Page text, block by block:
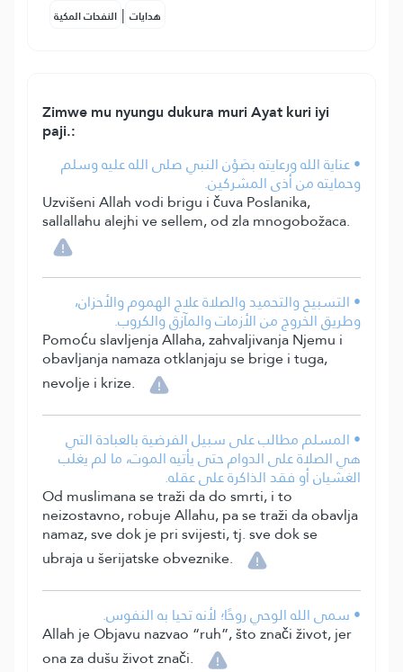
النفحات المكية | هدايات
Zimwe mu nyungu dukura muri Ayat kuri iyi
paji.:
• عناية الله ورعايته بصَوْن النبي صلى الله عليه وسلم
وحمايته من أذى المشركين.
Uzvišeni Allah vodi brigu i čuva Poslanika,
sallallahu alejhi ve sellem, od zla mnogobožaca.
• التسبيح والتحميد والصلاة علاج الهموم والأحزان،
وطريق الخروج من الأزمات والمآزق والكروب.
Pomoću slavljenja Allaha, zahvaljivanja Njemu i
obavljanja namaza otklanjaju se brige i tuga,
nevolje i krize.
• المسلم مطالب على سبيل الفرضية بالعبادة التي
هي الصلاة على الدوام حتى يأتيه الموت، ما لم يغلب
الغشيان أو فقد الذاكرة على عقله.
Od muslimana se traži da do smrti, i to
neizostavno, robuje Allahu, pa se traži da obavlja
namaz, sve dok je pri svijesti, tj. sve dok se
ubraja u šerijatske obveznike.
• سمى الله الوحي روحًا؛ لأنه تحيا به النفوس.
Allah je Objavu nazvao “ruh”, što znači život, jer
ona za dušu život znači.